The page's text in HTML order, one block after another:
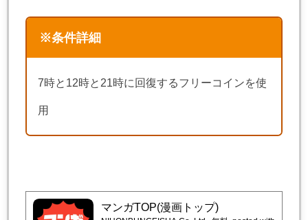
※条件詳細
7時と12時と21時に回復するフリーコインを使
用
マンガTOP(漫画トップ)